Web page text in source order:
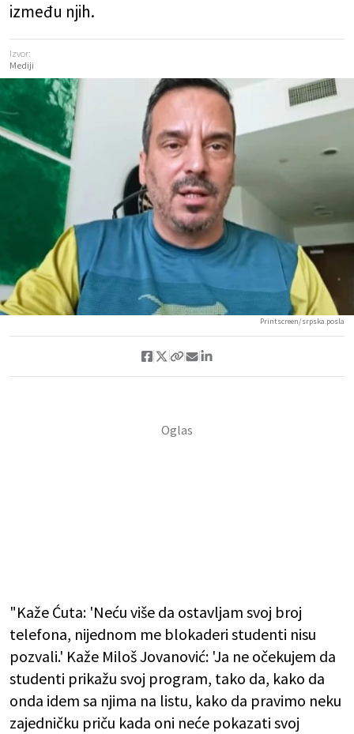
između njih.
Izvor:
Mediji
Printscreen/srpska.posla
"Kaže Ćuta: 'Neću više da ostavljam svoj broj
telefona, nijednom me blokaderi studenti nisu
pozvali.' Kaže Miloš Jovanović: 'Ja ne očekujem da
studenti prikažu svoj program, tako da, kako da
onda idem sa njima na listu, kako da pravimo neku
zajedničku priču kada oni neće pokazati svoj